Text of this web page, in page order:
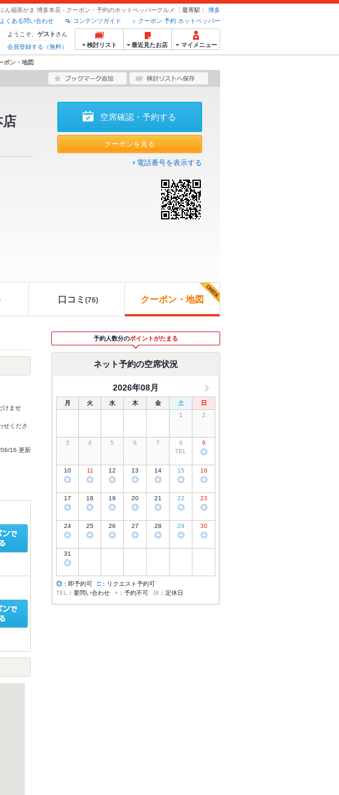
ん福茶がま 博多本店 - クーポン・予約のホットペッパーグルメ 最寄駅：
博多
クーポン 予約 ホットペッパー
コンテンツガイド
よくある問い合わせ
ようこそ、 ゲスト さん
会員登録する（無料）
検討リスト 最近見たお店 マイメニュー
ポン・地図
空席確認・予約する
クーポンを見る
電話番号を表示する
口コミ (76) クーポン・地図
けませ
せくださ
16 更新
予約人数分のポイントがたまる
ネット予約の空席状況
2026年08月
月 火 水 木 金 土
日
1
2
3 4 5 6 7
8
TEL
9
◎
10
◎
11
◎
12
◎
13
◎
14
◎
15
◎
16
◎
17
◎
18
◎
19
◎
20
◎
21
◎
22
◎
23
◎
24
◎
25
◎
26
◎
27
◎
28
◎
29
◎
30
◎
31
◎
◎ ：即予約可 □ ：リクエスト予約可
TEL
：要問い合わせ × ：予約不可 休 ：定休日